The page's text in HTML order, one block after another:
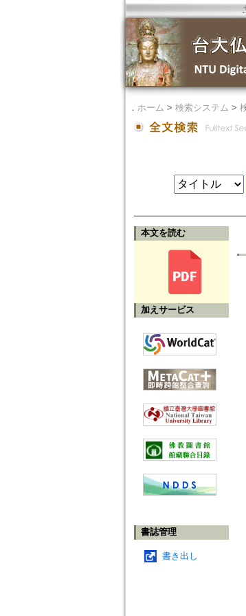
． ホーム > 検索システム >
本文を読む
加えサービス
書誌管理
書き出し